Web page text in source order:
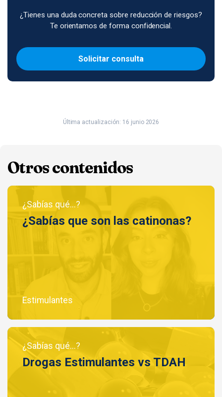
¿Tienes una duda concreta sobre reducción de riesgos?
Te orientamos de forma confidencial.
Solicitar consulta
Última actualización: 16 junio 2026
Otros contenidos
¿Sabías qué...?
¿Sabías que son las catinonas?
Estimulantes
¿Sabías qué...?
Drogas Estimulantes vs TDAH